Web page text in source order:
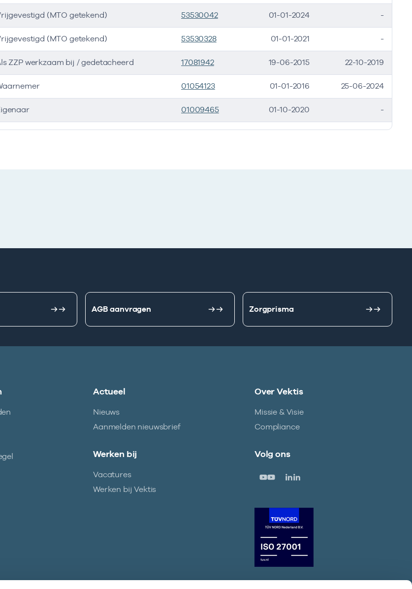
(MTO getekend) 53530042 01-01-2024 -
(MTO getekend) 53530328 01-01-2021 -
ZZP werkzaam bij / gedetacheerd 17081942 19-06-2015 22-10-2019
01054123 01-01-2016 25-06-2024
01009465 01-10-2020 -
AGB aanvragen Zorgprisma
Actueel
Nieuws
Aanmelden nieuwsbrief
Over Vektis
Missie & Visie
Compliance
Werken bij
Vacatures
Werken bij Vektis
Volg ons